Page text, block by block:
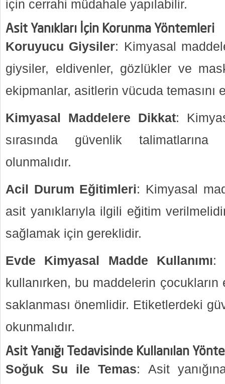
için cerrahi müdahale yapılabilir.
Asit Yanıkları İçin Korunma Yöntemleri
Koruyucu Giysiler: Kimyasal
giysiler, eldivenler, gözlükler ve
ekipmanlar, asitlerin vücuda temasını
Kimyasal Maddelere Dikkat:
sırasında güvenlik
olunmalıdır.
Acil Durum Eğitimleri: Kimyasal
asit yanıklarıyla ilgili eğitim
sağlamak için gereklidir.
Evde Kimyasal Madde Kullanımı:
kullanırken, bu maddelerin
saklanması önemlidir. Etiketlerdeki
okunmalıdır.
Asit Yanığı Tedavisinde Kullanılan
Soğuk Su ile Temas: Asit